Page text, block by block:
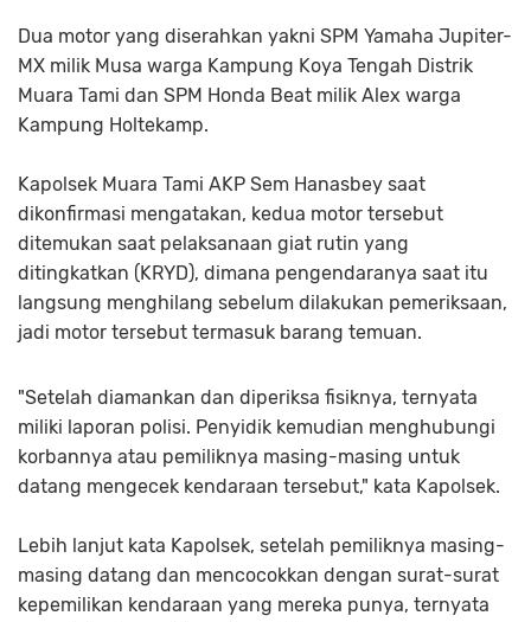
Dua motor yang diserahkan yakni SPM Yamaha Jupiter-
MX milik Musa warga Kampung Koya Tengah Distrik
Muara Tami dan SPM Honda Beat milik Alex warga
Kampung Holtekamp.
Kapolsek Muara Tami AKP Sem Hanasbey saat
dikonfirmasi mengatakan, kedua motor tersebut
ditemukan saat pelaksanaan giat rutin yang
ditingkatkan (KRYD), dimana pengendaranya saat itu
langsung menghilang sebelum dilakukan pemeriksaan,
jadi motor tersebut termasuk barang temuan.
"Setelah diamankan dan diperiksa fisiknya, ternyata
miliki laporan polisi. Penyidik kemudian menghubungi
korbannya atau pemiliknya masing-masing untuk
datang mengecek kendaraan tersebut," kata Kapolsek.
Lebih lanjut kata Kapolsek, setelah pemiliknya masing-
masing datang dan mencocokkan dengan surat-surat
kepemilikan kendaraan yang mereka punya, ternyata